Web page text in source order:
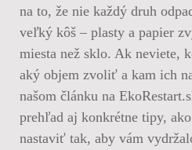
na to, že nie každý druh
veľký kôš – plasty a papier
miesta než sklo. Ak neviete,
aký objem zvoliť a kam ich
našom článku na
prehľad aj konkrétne tipy,
nastaviť tak, aby vám